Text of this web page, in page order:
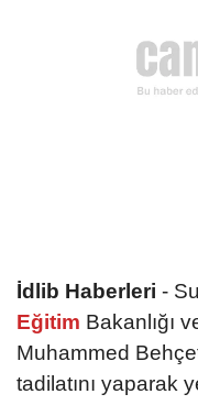
İdlib Haberleri -
Eğitim Bakanlığı
Muhammed
tadilatını yaparak